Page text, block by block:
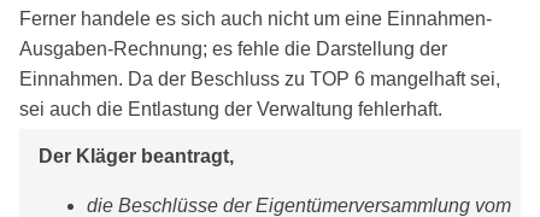
Ferner handele es sich auch nicht um eine Einnahmen-
Ausgaben-Rechnung; es fehle die Darstellung der
Einnahmen. Da der Beschluss zu TOP 6 mangelhaft sei,
sei auch die Entlastung der Verwaltung fehlerhaft.
Der Kläger beantragt,
die Beschlüsse der Eigentümerversammlung vom